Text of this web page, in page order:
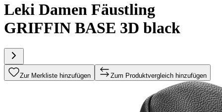
Leki Damen Fäustling
GRIFFIN BASE 3D black
Zur Merkliste hinzufügen Zum Produktvergleich hinzufügen